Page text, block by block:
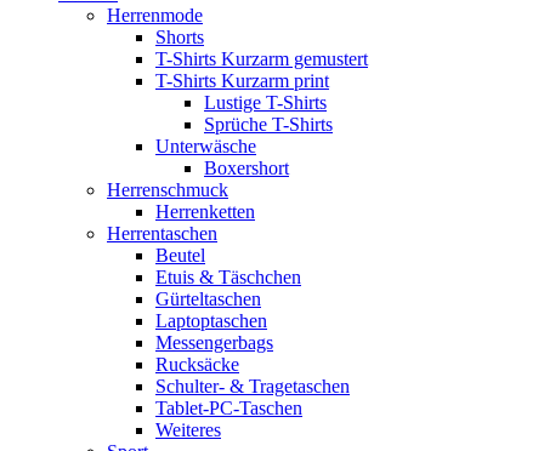
Herrenmode
Shorts
T-Shirts Kurzarm gemustert
T-Shirts Kurzarm print
Lustige T-Shirts
Sprüche T-Shirts
Unterwäsche
Boxershort
Herrenschmuck
Herrenketten
Herrentaschen
Beutel
Etuis & Täschchen
Gürteltaschen
Laptoptaschen
Messengerbags
Rucksäcke
Schulter- & Tragetaschen
Tablet-PC-Taschen
Weiteres